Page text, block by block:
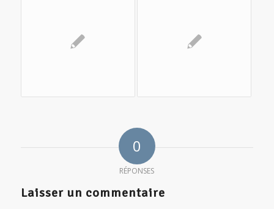
0
RÉPONSES
Laisser un commentaire